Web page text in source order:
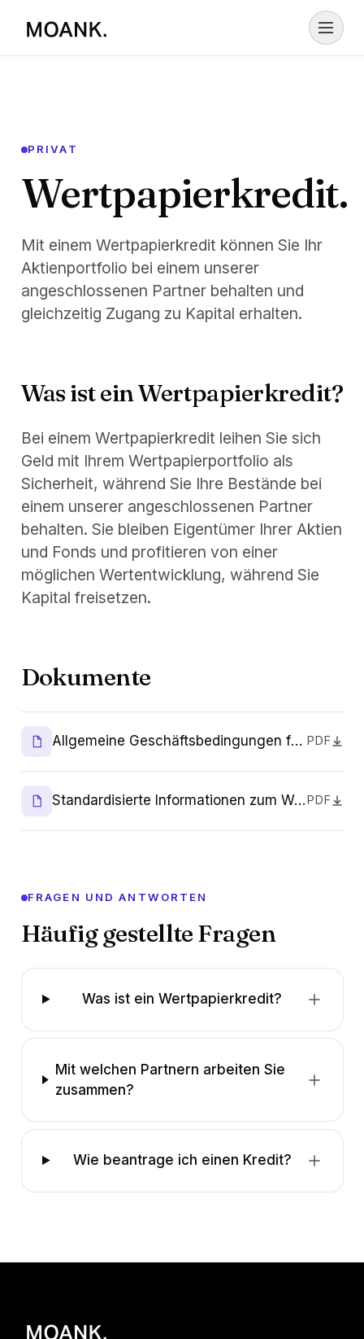
PRIVAT
Wertpapierkredit.
Mit einem Wertpapierkredit können Sie Ihr
Aktienportfolio bei einem unserer
angeschlossenen Partner behalten und
gleichzeitig Zugang zu Kapital erhalten.
Was ist ein Wertpapierkredit?
Bei einem Wertpapierkredit leihen Sie sich
Geld mit Ihrem Wertpapierportfolio als
Sicherheit, während Sie Ihre Bestände bei
einem unserer angeschlossenen Partner
behalten. Sie bleiben Eigentümer Ihrer Aktien
und Fonds und profitieren von einer
möglichen Wertentwicklung, während Sie
Kapital freisetzen.
Dokumente
Allgemeine Geschäftsbedingungen für Wertpapierkredite PDF
Standardisierte Informationen zum Wertpapierkredit (SEKKI) PDF
FRAGEN UND ANTWORTEN
Häufig gestellte Fragen
Was ist ein Wertpapierkredit?
Mit welchen Partnern arbeiten Sie
zusammen?
Wie beantrage ich einen Kredit?